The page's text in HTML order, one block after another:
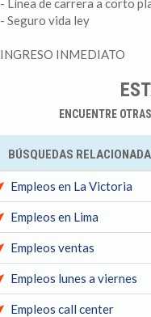
- Línea de carrera a corto
- Seguro vida ley
INGRESO INMEDIATO
ENCUENTRE
BÚSQUEDAS
Empleos en La Victoria
Empleos en Lima
Empleos ventas
Empleos lunes a viernes
Empleos call center